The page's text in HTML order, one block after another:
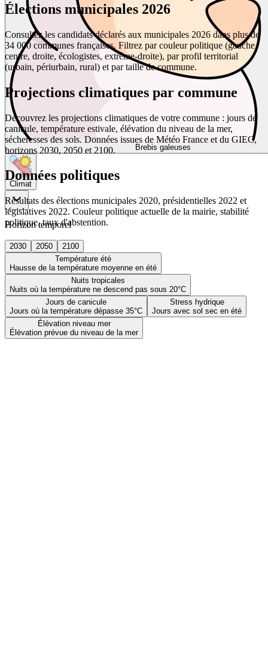
Brebis galeuses
Climat
Horizon temporel
2030 2050
2100
Température été
Hausse de la température moyenne en été
Nuits tropicales
Nuits où la température ne descend pas sous 20°C
Jours de canicule
Jours où la température dépasse 35°C
Stress hydrique
Jours avec sol sec en été
Élévation niveau mer
Élévation prévue du niveau de la mer
Élections municipales 2026
Consultez les candidats déclarés aux municipales 2026 dans plus de
34 000 communes françaises. Filtrez par couleur politique (gauche,
centre, droite, écologistes, extrême-droite), par profil territorial
(urbain, périurbain, rural) et par taille de commune.
Projections climatiques par commune
Découvrez les projections climatiques de votre commune : jours de
canicule, température estivale, élévation du niveau de la mer,
sécheresses des sols. Données issues de Météo France et du GIEC,
horizons 2030, 2050 et 2100.
Données politiques
Résultats des élections municipales 2020, présidentielles 2022 et
législatives 2022. Couleur politique actuelle de la mairie, stabilité
politique, taux d'abstention.